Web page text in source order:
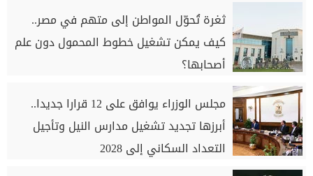
ثغرة تُحوّل المواطن إلى متهم في مصر..
كيف يمكن تشغيل خطوط المحمول دون علم
أصحابها؟
مجلس الوزراء يوافق على 12 قرارا جديدا..
أبرزها تجديد تشغيل مدارس النيل وتأجيل
التعداد السكاني إلى 2028